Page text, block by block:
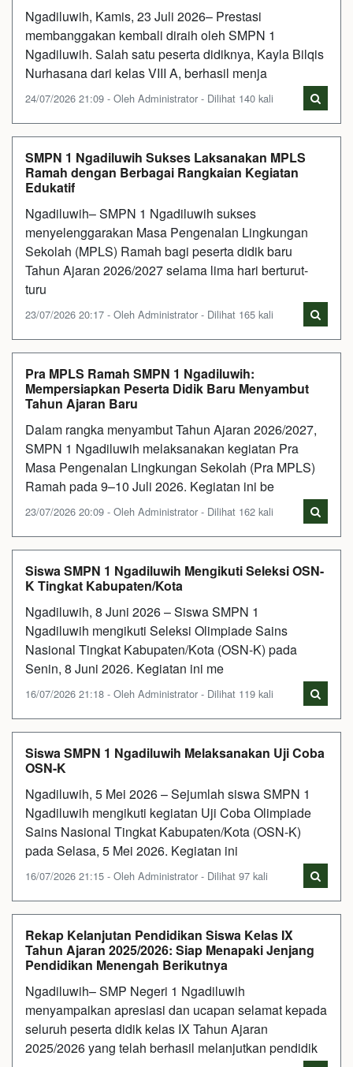
Ngadiluwih, Kamis, 23 Juli 2026– Prestasi
membanggakan kembali diraih oleh SMPN 1
Ngadiluwih. Salah satu peserta didiknya, Kayla Bilqis
Nurhasana dari kelas VIII A, berhasil menja
24/07/2026 21:09 - Oleh Administrator - Dilihat 140 kali
SMPN 1 Ngadiluwih Sukses Laksanakan MPLS
Ramah dengan Berbagai Rangkaian Kegiatan
Edukatif
Ngadiluwih– SMPN 1 Ngadiluwih sukses
menyelenggarakan Masa Pengenalan Lingkungan
Sekolah (MPLS) Ramah bagi peserta didik baru
Tahun Ajaran 2026/2027 selama lima hari berturut-
turu
23/07/2026 20:17 - Oleh Administrator - Dilihat 165 kali
Pra MPLS Ramah SMPN 1 Ngadiluwih:
Mempersiapkan Peserta Didik Baru Menyambut
Tahun Ajaran Baru
Dalam rangka menyambut Tahun Ajaran 2026/2027,
SMPN 1 Ngadiluwih melaksanakan kegiatan Pra
Masa Pengenalan Lingkungan Sekolah (Pra MPLS)
Ramah pada 9–10 Juli 2026. Kegiatan ini be
23/07/2026 20:09 - Oleh Administrator - Dilihat 162 kali
Siswa SMPN 1 Ngadiluwih Mengikuti Seleksi OSN-
K Tingkat Kabupaten/Kota
Ngadiluwih, 8 Juni 2026 – Siswa SMPN 1
Ngadiluwih mengikuti Seleksi Olimpiade Sains
Nasional Tingkat Kabupaten/Kota (OSN-K) pada
Senin, 8 Juni 2026. Kegiatan ini me
16/07/2026 21:18 - Oleh Administrator - Dilihat 119 kali
Siswa SMPN 1 Ngadiluwih Melaksanakan Uji Coba
OSN-K
Ngadiluwih, 5 Mei 2026 – Sejumlah siswa SMPN 1
Ngadiluwih mengikuti kegiatan Uji Coba Olimpiade
Sains Nasional Tingkat Kabupaten/Kota (OSN-K)
pada Selasa, 5 Mei 2026. Kegiatan ini
16/07/2026 21:15 - Oleh Administrator - Dilihat 97 kali
Rekap Kelanjutan Pendidikan Siswa Kelas IX
Tahun Ajaran 2025/2026: Siap Menapaki Jenjang
Pendidikan Menengah Berikutnya
Ngadiluwih– SMP Negeri 1 Ngadiluwih
menyampaikan apresiasi dan ucapan selamat kepada
seluruh peserta didik kelas IX Tahun Ajaran
2025/2026 yang telah berhasil melanjutkan pendidik